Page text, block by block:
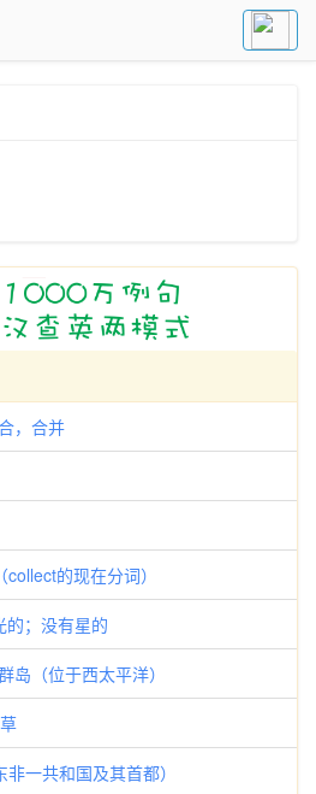
，合并
的现在分词）
；没有星的
（位于西太平洋）
共和国及其首都）